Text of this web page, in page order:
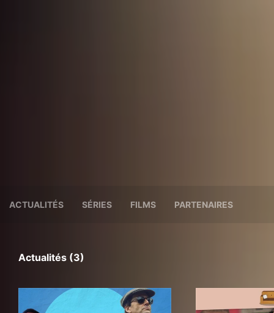
ACTUALITÉS SÉRIES FILMS PARTENAIRES
Actualités (3)